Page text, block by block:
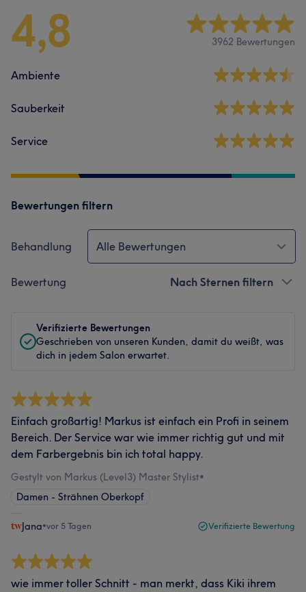
4,8 3962 Bewertungen
Ambiente
Sauberkeit
Service
Bewertungen filtern
Behandlung Alle Bewertungen
Bewertung Nach Sternen filtern
Verifizierte Bewertungen
Geschrieben von unseren Kunden, damit du weißt, was
dich in jedem Salon erwartet.
Einfach großartig! Markus ist einfach ein Profi in seinem
Bereich. Der Service war wie immer richtig gut und mit
dem Farbergebnis bin ich total happy.
Gestylt von Markus (Level3) Master Stylist•
Damen - Strähnen Oberkopf
Jana•vor 5 Tagen Verifizierte Bewertung
wie immer toller Schnitt - man merkt, dass Kiki ihrem